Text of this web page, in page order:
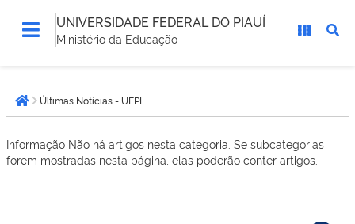
UNIVERSIDADE FEDERAL DO PIAUÍ
Ministério da Educação
está
aqui:Página inicial
Últimas Notícias - UFPI
Informação Não há artigos nesta categoria. Se subcategorias
forem mostradas nesta página, elas poderão conter artigos.